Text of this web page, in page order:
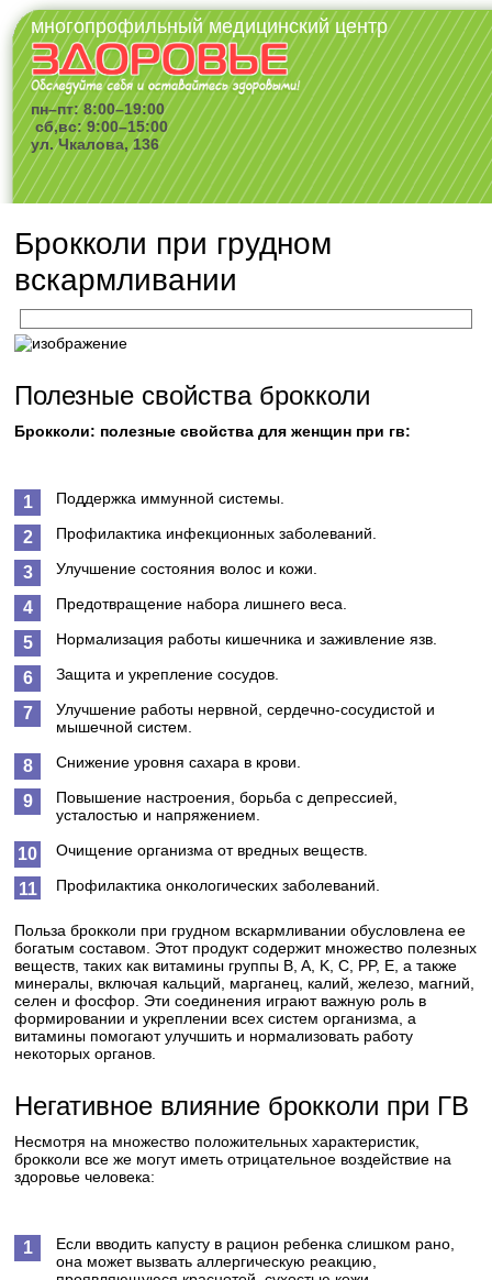
многопрофильный медицинский центр
пн–пт: 8:00–19:00
сб,вс: 9:00–15:00
ул. Чкалова, 136
Брокколи при грудном
вскармливании
Полезные свойства брокколи
Брокколи: полезные свойства для женщин при гв:
Поддержка иммунной системы.
Профилактика инфекционных заболеваний.
Улучшение состояния волос и кожи.
Предотвращение набора лишнего веса.
Нормализация работы кишечника и заживление язв.
Защита и укрепление сосудов.
Улучшение работы нервной, сердечно-сосудистой и
мышечной систем.
Снижение уровня сахара в крови.
Повышение настроения, борьба с депрессией,
усталостью и напряжением.
Очищение организма от вредных веществ.
Профилактика онкологических заболеваний.
Польза брокколи при грудном вскармливании обусловлена ее
богатым составом. Этот продукт содержит множество полезных
веществ, таких как витамины группы B, A, K, C, PP, E, а также
минералы, включая кальций, марганец, калий, железо, магний,
селен и фосфор. Эти соединения играют важную роль в
формировании и укреплении всех систем организма, а
витамины помогают улучшить и нормализовать работу
некоторых органов.
Негативное влияние брокколи при ГВ
Несмотря на множество положительных характеристик,
брокколи все же могут иметь отрицательное воздействие на
здоровье человека:
Если вводить капусту в рацион ребенка слишком рано,
она может вызвать аллергическую реакцию,